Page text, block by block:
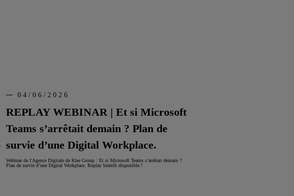
REPLAY WEBINAR | Et si Microsoft
Teams s’arrêtait demain ? Plan de
survie d’une Digital Workplace.
04/06/2026
Webinar de l'Agence Digitale de Klee Group : Et si Microsoft Teams s’arrêtait demain ?
Plan de survie d’une Digital Workplace. Replay bientôt disponible !